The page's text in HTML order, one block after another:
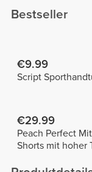
Bestseller
€9.99
Script
€29.99
Peach Perfect
Shorts mit hoher